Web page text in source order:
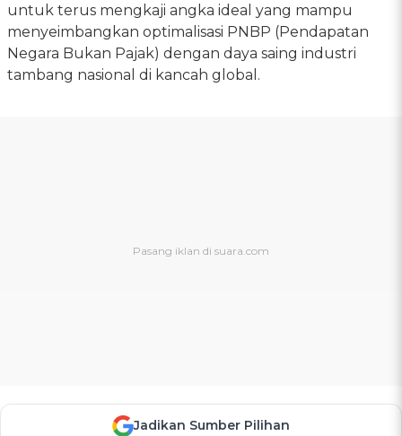
untuk terus mengkaji angka ideal yang mampu
menyeimbangkan optimalisasi PNBP (Pendapatan
Negara Bukan Pajak) dengan daya saing industri
tambang nasional di kancah global.
Jadikan Sumber Pilihan